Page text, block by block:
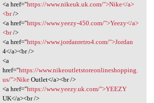
<a href="https://www.nikeuk.uk.com/">Nike</a>
<br/>
<a href="https://www.yeezy-450.com/">Yeezy</a>
<br/>
<a href="https://www.jordanretro4.com/">Jordan
4</a><br />
<a
href="https://www.nikeoutletstoreonlineshopping.
us/">NikeOutlet</a><br />
<a href="https://www.yeezy.uk.com/">YEEZY
UK</a><br />